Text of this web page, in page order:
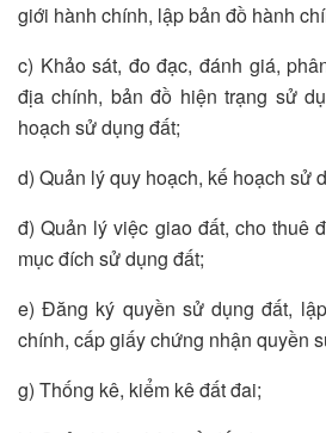
giới hành chính, lập bản đồ hành
c) Khảo sát, đo đạc, đánh giá,
địa chính, bản đồ hiện trạng sử
hoạch sử dụng đất;
d) Quản lý quy hoạch, kế hoạch sử
đ) Quản lý việc giao đất, cho thuê
mục đích sử dụng đất;
e) Đăng ký quyền sử dụng đất,
chính, cấp giấy chứng nhận quyền
g) Thống kê, kiểm kê đất đai;